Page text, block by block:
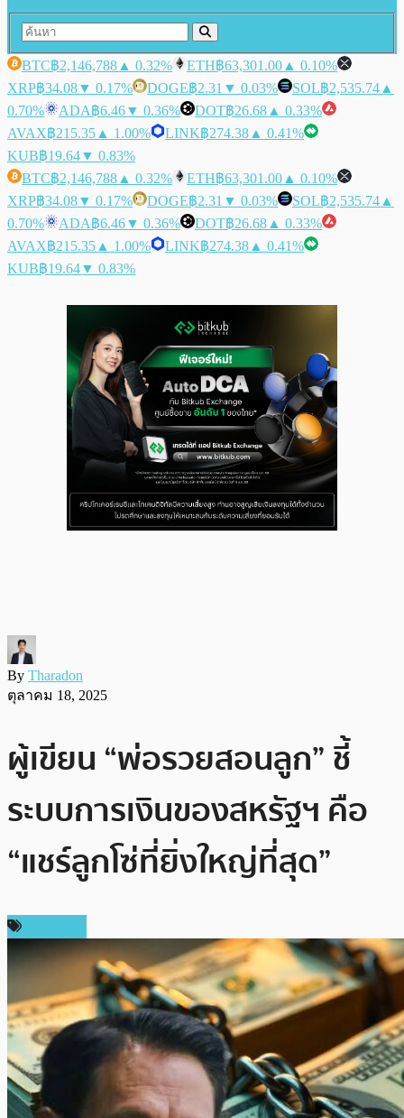
BTC฿2,146,788 ▲ 0.32% ETH฿63,301.00 ▲ 0.10%
XRP฿34.08▼ 0.17% DOGE฿2.31 ▼ 0.03% SOL฿2,535.74 ▲
0.70%
ADA฿6.46▼ 0.36% DOT฿26.68 ▲ 0.33%
AVAX฿215.35 ▲ 1.00% LINK฿274.38 ▲ 0.41%
KUB฿19.64▼ 0.83%
BTC฿2,146,788 ▲ 0.32% ETH฿63,301.00 ▲ 0.10%
XRP฿34.08▼ 0.17% DOGE฿2.31 ▼ 0.03% SOL฿2,535.74 ▲
0.70%
ADA฿6.46▼ 0.36% DOT฿26.68 ▲ 0.33%
AVAX฿215.35 ▲ 1.00% LINK฿274.38 ▲ 0.41%
KUB฿19.64▼ 0.83%
By Tharadon
ตุลาคม 18, 2025
ผู้เขียน “พ่อรวยสอนลูก” ชี้
ระบบการเงินของสหรัฐฯ คือ
“แชร์ลูกโซ่ที่ยิ่งใหญ่ที่สุด”